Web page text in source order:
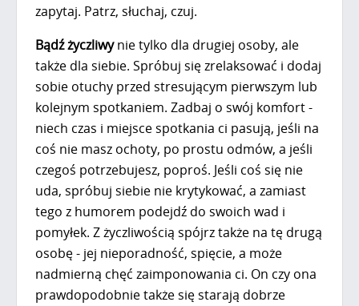
zapytaj. Patrz, słuchaj, czuj.
Bądź życzliwynie tylko dla drugiej osoby, ale
także dla siebie. Spróbuj się zrelaksować i dodaj
sobie otuchy przed stresującym pierwszym lub
kolejnym spotkaniem. Zadbaj o swój komfort -
niech czas i miejsce spotkania ci pasują, jeśli na
coś nie masz ochoty, po prostu odmów, a jeśli
czegoś potrzebujesz, poproś. Jeśli coś się nie
uda, spróbuj siebie nie krytykować, a zamiast
tego z humorem podejdź do swoich wad i
pomyłek. Z życzliwością spójrz także na tę drugą
osobę - jej nieporadność, spięcie, a może
nadmierną chęć zaimponowania ci. On czy ona
prawdopodobnie także się starają dobrze